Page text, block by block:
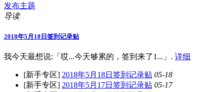
发布主题
导读
2018年5月18日签到记录贴
我今天最想说:「哎...今天够累的，签到来了1...」. 详细
[新手专区] 2018年5月18日签到记录贴 05-18
[新手专区] 2018年5月17日签到记录贴 05-17